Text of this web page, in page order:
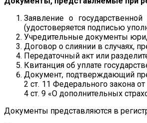
Заявление о
(удостоверяется подписью
Учредительные документы
Договор о слиянии в случаях,
Передаточный акт или
Квитанция об уплате
Документ, подтверждающий
2 ст. 11 Федерального закона
4 ст. 9 «О дополнительных
Документы представляются в